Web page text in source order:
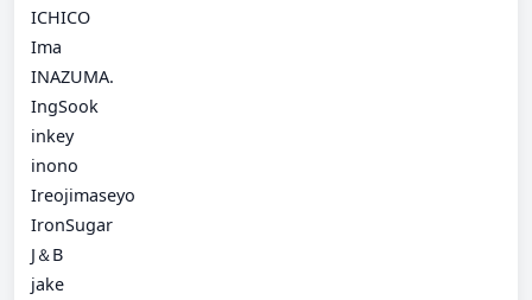
ICHICO
Ima
INAZUMA.
IngSook
inkey
inono
Ireojimaseyo
IronSugar
J＆B
jake